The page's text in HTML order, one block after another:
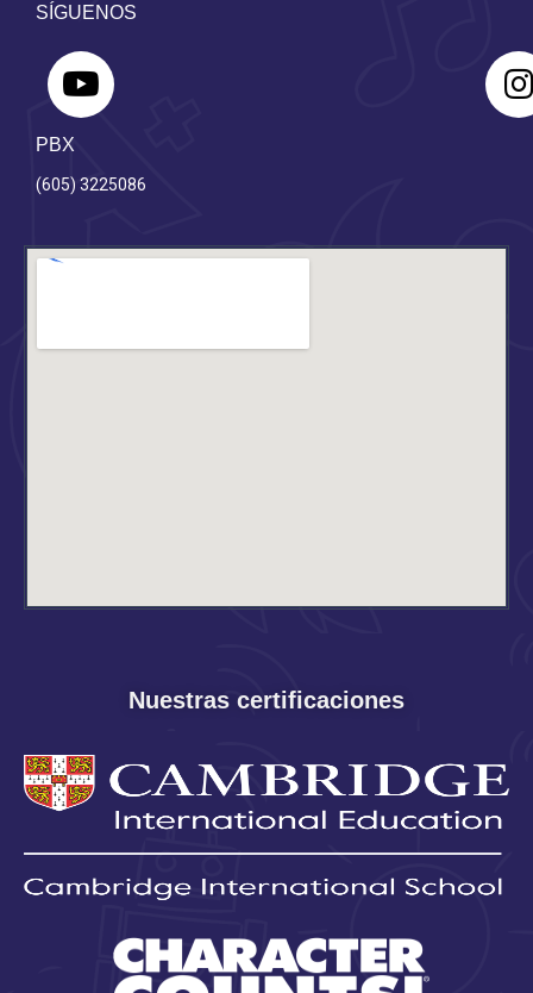
SÍGUENOS
PBX
(605) 3225086
Nuestras certificaciones